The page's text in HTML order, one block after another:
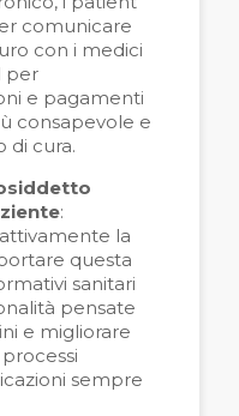
comunicare
con i medici
per
e pagamenti
consapevole e
di cura.
:
la
questa
sanitari
pensate
e migliorare
sempre